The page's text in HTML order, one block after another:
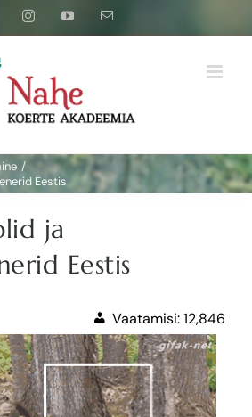
FacebookInstagramYouTubeEmail
Eestis
ja
Eestis
Vaatamisi:12,846